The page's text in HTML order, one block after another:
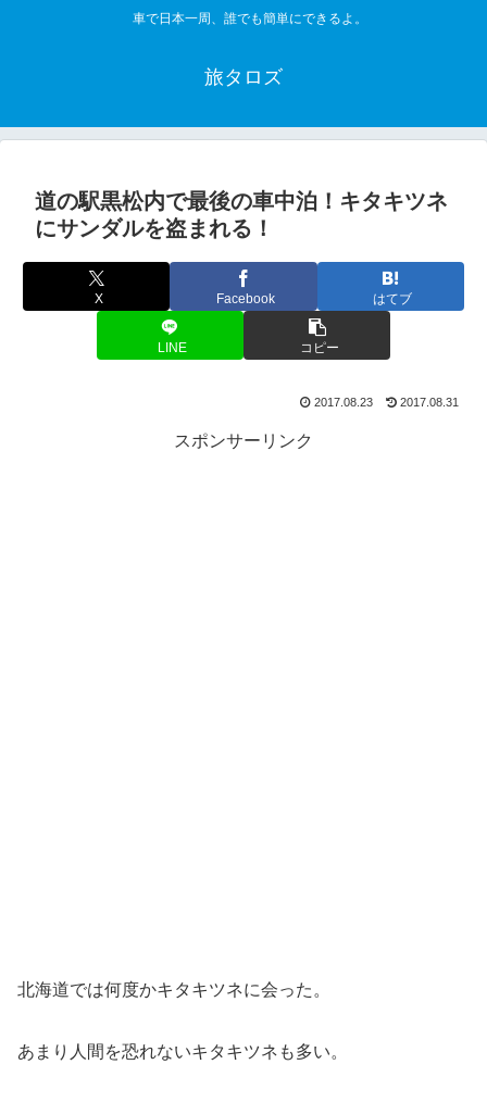
車で日本一周、誰でも簡単にできるよ。
旅タロズ
道の駅黒松内で最後の車中泊！キタキツネ
にサンダルを盗まれる！
X Facebook はてブ
LINE コピー
2017.08.23 2017.08.31
スポンサーリンク
北海道では何度かキタキツネに会った。
あまり人間を恐れないキタキツネも多い。